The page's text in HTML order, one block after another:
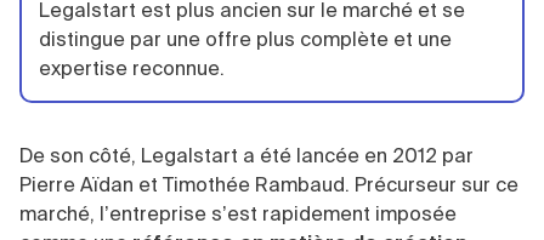
Legalstart est plus ancien sur le marché et se
distingue par une offre plus complète et une
expertise reconnue.
De son côté, Legalstart a été lancée en 2012 par
Pierre Aïdan et Timothée Rambaud. Précurseur sur ce
marché, l’entreprise s’est rapidement imposée